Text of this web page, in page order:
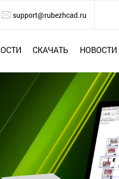
support@rubezhcad.ru
СКАЧАТЬ НОВОСТИ